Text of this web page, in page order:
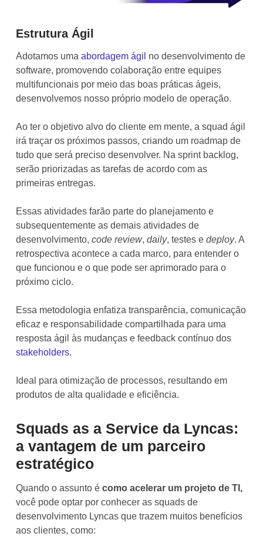
Estrutura Ágil
Adotamos uma abordagem ágil no desenvolvimento de
software, promovendo colaboração entre equipes
multifuncionais por meio das boas práticas ágeis,
desenvolvemos nosso próprio modelo de operação.
Ao ter o objetivo alvo do cliente em mente, a squad ágil
irá traçar os próximos passos, criando um roadmap de
tudo que será preciso desenvolver. Na sprint backlog,
serão priorizadas as tarefas de acordo com as
primeiras entregas.
Essas atividades farão parte do planejamento e
subsequentemente as demais atividades de
desenvolvimento, code review, daily, testes e deploy. A
retrospectiva acontece a cada marco, para entender o
que funcionou e o que pode ser aprimorado para o
próximo ciclo.
Essa metodologia enfatiza transparência, comunicação
eficaz e responsabilidade compartilhada para uma
resposta ágil às mudanças e feedback contínuo dos
stakeholders.
Ideal para otimização de processos, resultando em
produtos de alta qualidade e eficiência.
Squads as a Service da Lyncas:
a vantagem de um parceiro
estratégico
Quando o assunto é como acelerar um projeto de TI,
você pode optar por conhecer as squads de
desenvolvimento Lyncas que trazem muitos benefícios
aos clientes, como: